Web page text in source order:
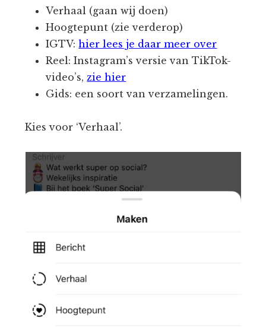
Verhaal (gaan wij doen)
Hoogtepunt (zie verderop)
IGTV:hier lees je daar meer over
Reel: Instagram’s versie van TikTok-
video’s, zie hier
Gids: een soort van verzamelingen.
Kies voor ‘Verhaal’.